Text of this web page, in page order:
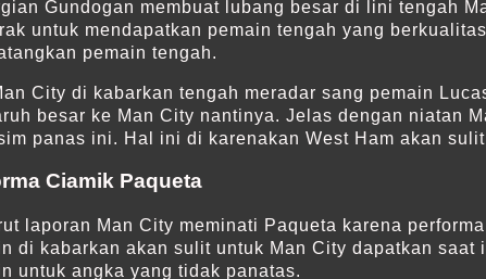
Gundogan membuat lubang besar di lini tengah
untuk mendapatkan pemain tengah yang
pemain tengah.
City di kabarkan tengah meradar sang pemain
besar ke Man City nantinya. Jelas dengan niatan
panas ini. Hal ini di karenakan West Ham akan
Ciamik Paqueta
laporan Man City meminati Paqueta karena
di kabarkan akan sulit untuk Man City dapatkan
untuk angka yang tidak panatas.